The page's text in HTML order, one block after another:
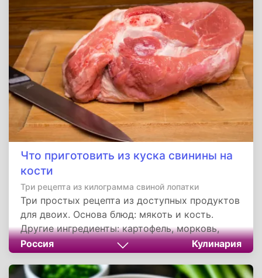
доводили его до совершенства, кто-то
специализировался в одном виде
деятельности, а кто-то развивался в
нескольких областях. Благодаря их идеям
можно быстрее преодолевать большие
расстояния, выросла продолжительность
жизни, появились предметы повышающие
комфорт человека и много другое.
Что приготовить из куска свинины на
кости
Три рецепта из килограмма свиной лопатки
Три простых рецепта из доступных продуктов
для двоих. Основа блюд: мякоть и кость.
Другие ингредиенты: картофель, морковь,
укроп, репчатый лук, сливочное масло,
подсолнечное масло, приправа «зажарка»,
соль и перец. Для приготовления понадобятся
Россия Кулинария